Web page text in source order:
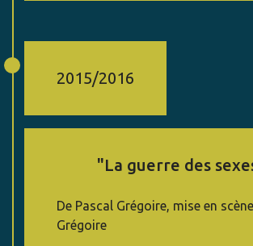
2015/2016
"La guerre des
De Pascal Grégoire, mise en
Grégoire